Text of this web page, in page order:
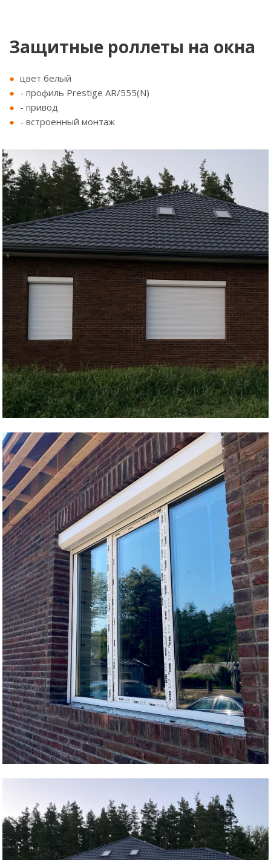
Защитные роллеты на окна
цвет белый
- профиль Prestige AR/555(N)
- привод
- встроенный монтаж